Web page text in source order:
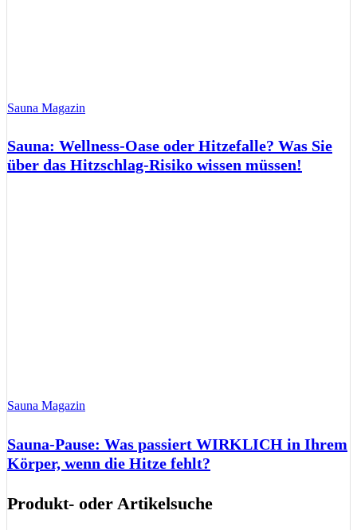
Sauna Magazin
Sauna: Wellness-Oase oder Hitzefalle? Was Sie
über das Hitzschlag-Risiko wissen müssen!
Sauna Magazin
Sauna-Pause: Was passiert WIRKLICH in Ihrem
Körper, wenn die Hitze fehlt?
Produkt- oder Artikelsuche